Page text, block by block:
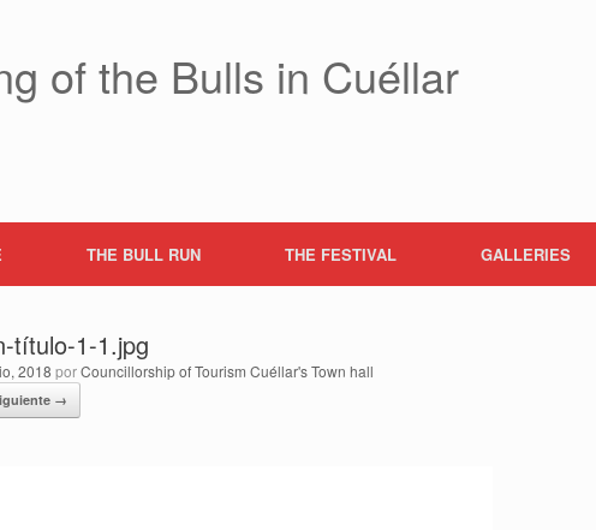
of the Bulls in Cuéllar
THE BULL RUN THE FESTIVAL GALLERIES
título-1-1.jpg
2018 porCouncillorship of Tourism Cuéllar's Town hall
→